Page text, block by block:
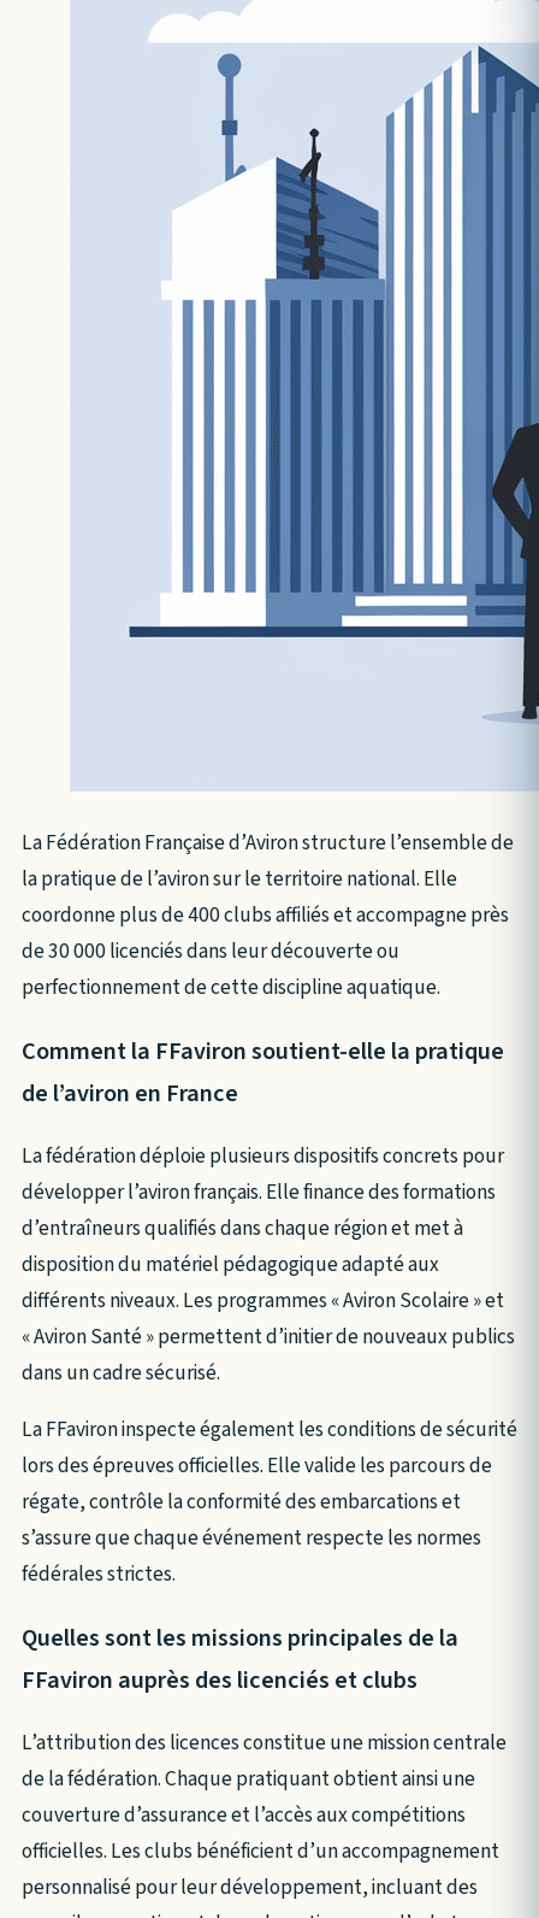
La Fédération Française d’Aviron structure l’ensemble de
la pratique de l’aviron sur le territoire national. Elle
coordonne plus de 400 clubs affiliés et accompagne près
de 30 000 licenciés dans leur découverte ou
perfectionnement de cette discipline aquatique.
Comment la FFaviron soutient-elle la pratique
de l’aviron en France
La fédération déploie plusieurs dispositifs concrets pour
développer l’aviron français. Elle finance des formations
d’entraîneurs qualifiés dans chaque région et met à
disposition du matériel pédagogique adapté aux
différents niveaux. Les programmes « Aviron Scolaire » et
« Aviron Santé » permettent d’initier de nouveaux publics
dans un cadre sécurisé.
La FFaviron inspecte également les conditions de sécurité
lors des épreuves officielles. Elle valide les parcours de
régate, contrôle la conformité des embarcations et
s’assure que chaque événement respecte les normes
fédérales strictes.
Quelles sont les missions principales de la
FFaviron auprès des licenciés et clubs
L’attribution des licences constitue une mission centrale
de la fédération. Chaque pratiquant obtient ainsi une
couverture d’assurance et l’accès aux compétitions
officielles. Les clubs bénéficient d’un accompagnement
personnalisé pour leur développement, incluant des